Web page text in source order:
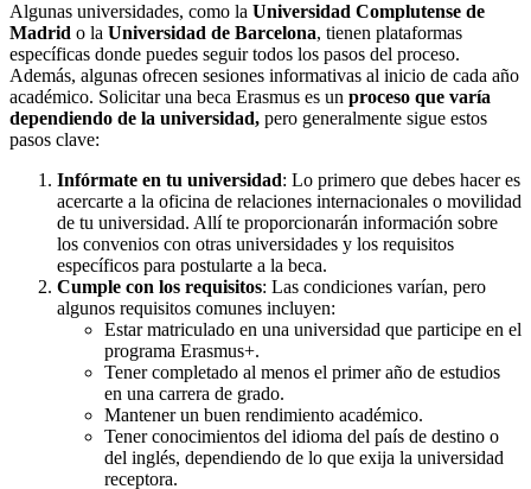
Algunas universidades, como la Universidad Complutense de
Madrid o la Universidad de Barcelona, tienen plataformas
específicas donde puedes seguir todos los pasos del proceso.
Además, algunas ofrecen sesiones informativas al inicio de cada año
académico. Solicitar una beca Erasmus es un proceso que varía
dependiendo de la universidad, pero generalmente sigue estos
pasos clave:
Infórmate en tu universidad: Lo primero que debes hacer es
acercarte a la oficina de relaciones internacionales o movilidad
de tu universidad. Allí te proporcionarán información sobre
los convenios con otras universidades y los requisitos
específicos para postularte a la beca.
Cumple con los requisitos: Las condiciones varían, pero
algunos requisitos comunes incluyen:
Estar matriculado en una universidad que participe en el
programa Erasmus+.
Tener completado al menos el primer año de estudios
en una carrera de grado.
Mantener un buen rendimiento académico.
Tener conocimientos del idioma del país de destino o
del inglés, dependiendo de lo que exija la universidad
receptora.